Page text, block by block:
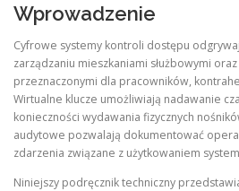
Wprowadzenie
Cyfrowe systemy kontroli dostępu
zarządzaniu mieszkaniami służbowymi
przeznaczonymi dla pracowników,
Wirtualne klucze umożliwiają nadawanie
konieczności wydawania fizycznych
audytowe pozwalają dokumentować
zdarzenia związane z użytkowaniem
Niniejszy podręcznik techniczny